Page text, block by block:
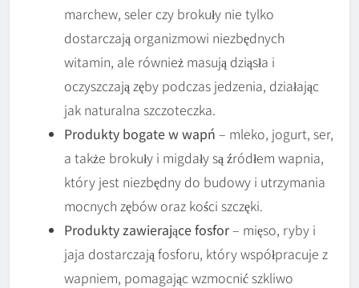
marchew, seler czy brokuły nie tylko
dostarczają organizmowi niezbędnych
witamin, ale również masują dziąsła i
oczyszczają zęby podczas jedzenia, działając
jak naturalna szczoteczka.
Produkty bogate w wapń – mleko, jogurt, ser,
a także brokuły i migdały są źródłem wapnia,
który jest niezbędny do budowy i utrzymania
mocnych zębów oraz kości szczęki.
Produkty zawierające fosfor– mięso, ryby i
jaja dostarczają fosforu, który współpracuje z
wapniem, pomagając wzmocnić szkliwo